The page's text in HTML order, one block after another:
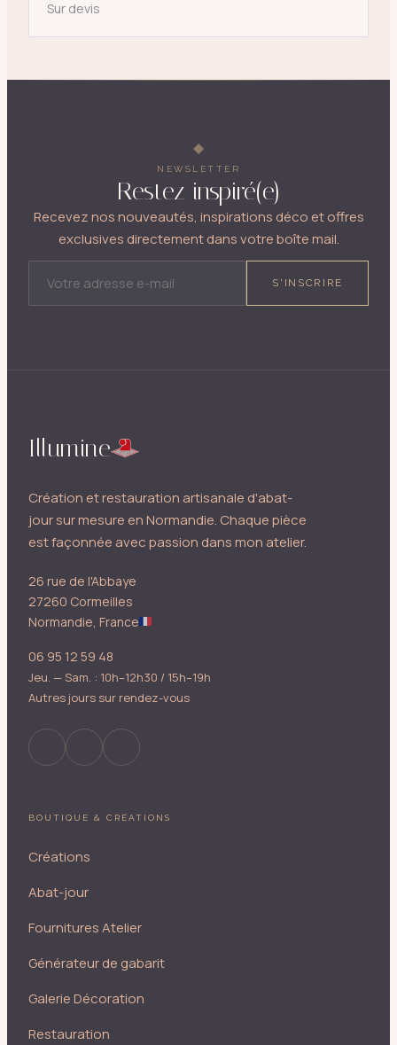
Sur devis
NEWSLETTER
Restez inspiré(e)
Recevez nos nouveautés, inspirations déco et offres
exclusives directement dans votre boîte mail.
S'INSCRIRE
Illumine
Création et restauration artisanale d'abat-
jour sur mesure en Normandie. Chaque pièce
est façonnée avec passion dans mon atelier.
26 rue de l'Abbaye
27260 Cormeilles
Normandie, France
06 95 12 59 48
Jeu. — Sam. : 10h–12h30 / 15h–19h
Autres jours sur rendez-vous
BOUTIQUE & CRÉATIONS
Créations
Abat-jour
Fournitures Atelier
Générateur de gabarit
Galerie Décoration
Restauration